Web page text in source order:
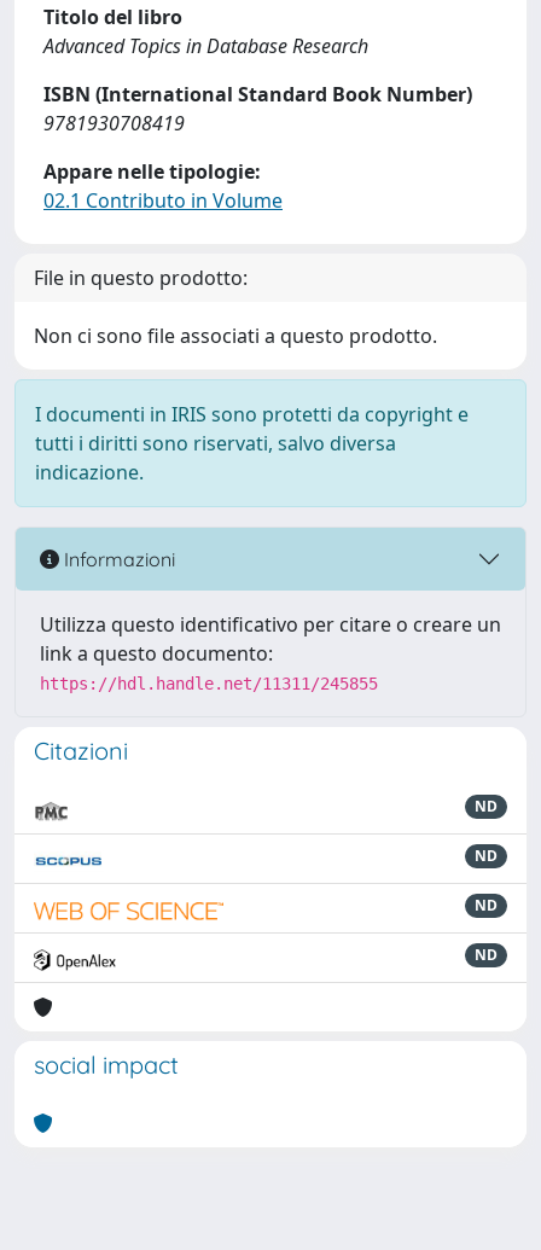
Titolo del libro
Advanced Topics in Database Research
ISBN (International Standard Book Number)
9781930708419
Appare nelle tipologie:
02.1 Contributo in Volume
File in questo prodotto:
Non ci sono file associati a questo prodotto.
I documenti in IRIS sono protetti da copyright e
tutti i diritti sono riservati, salvo diversa
indicazione.
Informazioni
Utilizza questo identificativo per citare o creare un
link a questo documento:
https://hdl.handle.net/11311/245855
Citazioni
ND
ND
ND
ND
social impact